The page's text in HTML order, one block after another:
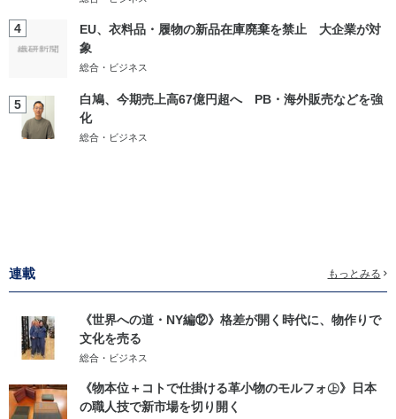
4
EU、衣料品・履物の新品在庫廃棄を禁止 大企業が対
象
総合・ビジネス
5
白鳩、今期売上高67億円超へ PB・海外販売などを強
化
総合・ビジネス
連載 もっとみる
《世界への道・NY編⑫》格差が開く時代に、物作りで
文化を売る
総合・ビジネス
《物本位＋コトで仕掛ける革小物のモルフォ㊤》日本
の職人技で新市場を切り開く